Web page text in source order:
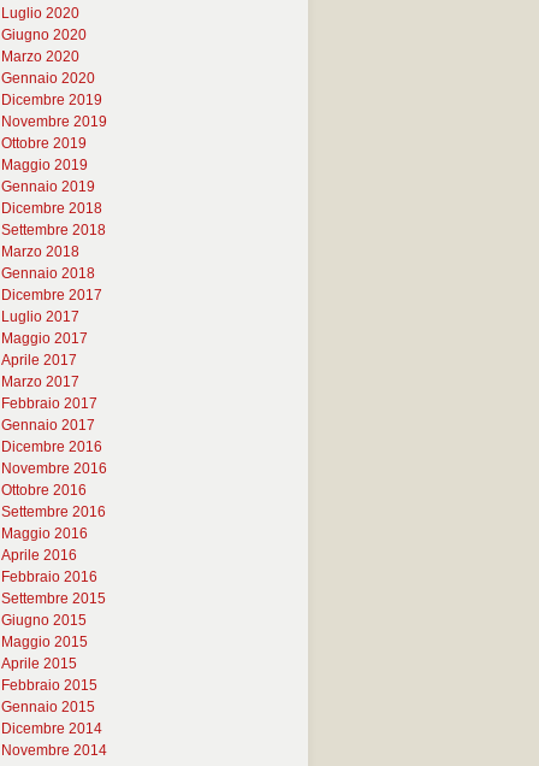
Luglio 2020
Giugno 2020
Marzo 2020
Gennaio 2020
Dicembre 2019
Novembre 2019
Ottobre 2019
Maggio 2019
Gennaio 2019
Dicembre 2018
Settembre 2018
Marzo 2018
Gennaio 2018
Dicembre 2017
Luglio 2017
Maggio 2017
Aprile 2017
Marzo 2017
Febbraio 2017
Gennaio 2017
Dicembre 2016
Novembre 2016
Ottobre 2016
Settembre 2016
Maggio 2016
Aprile 2016
Febbraio 2016
Settembre 2015
Giugno 2015
Maggio 2015
Aprile 2015
Febbraio 2015
Gennaio 2015
Dicembre 2014
Novembre 2014